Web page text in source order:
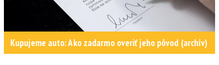
Kupujeme auto: Ako zadarmo overiť jeho pôvod (archív)